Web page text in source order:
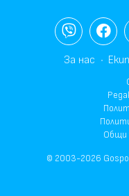
За нас Екип
Общи
© 2003-2026